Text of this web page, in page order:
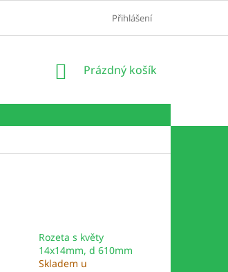
BLOG
Přihlášení
NÁKUPNÍ
Prázdný košík
Rozeta s květy
14x14mm, d 610mm
Skladem u